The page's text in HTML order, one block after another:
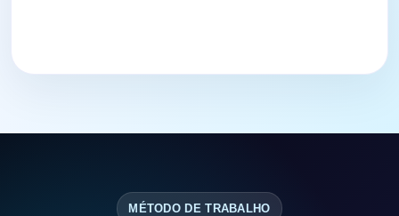
MÉTODO DE TRABALHO